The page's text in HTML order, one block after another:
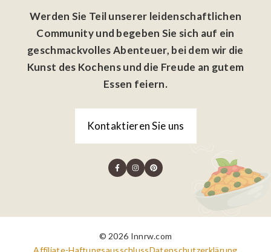
Werden Sie Teil unserer leidenschaftlichen
Community und begeben Sie sich auf ein
geschmackvolles Abenteuer, bei dem wir die
Kunst des Kochens und die Freude an gutem
Essen feiern.
Kontaktieren Sie uns
© 2026 Innrw.com
Affiliate-HaftungsausschlussDatenschutzerklärung